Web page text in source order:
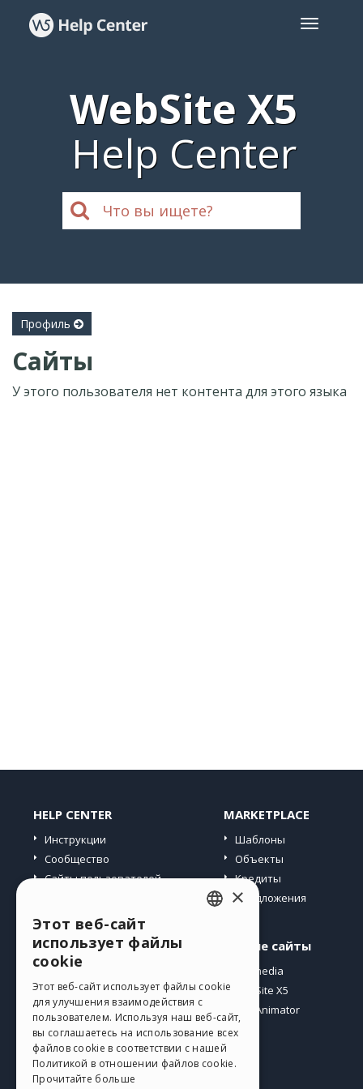
WebSite X5
Help Center
Профиль
Сайты
У этого пользователя нет контента для этого языка
HELP CENTER
Инструкции
Сообщество
Сайты пользователей
MARKETPLACE
Шаблоны
Объекты
Кредиты
Предложения
Профиль
Мои посты
Мои лицензии
Загрузить
Веб-хостинг
Мои кредиты
Другие сайты
Incomedia
WebSite X5
WebAnimator
GERMAN
SPANISH
PORTUGUESE
POLISH
×
Этот веб-сайт
использует файлы
cookie
Этот веб-сайт использует файлы cookie
для улучшения взаимодействия с
пользователем. Используя наш веб-сайт,
вы соглашаетесь на использование всех
файлов cookie в соответствии с нашей
Политикой в ​​отношении файлов cookie.
Прочитайте больше